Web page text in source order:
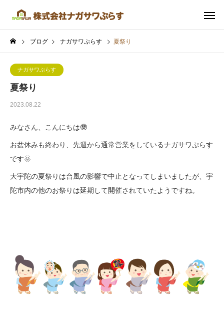
ブログ ナガサワぷらす 夏祭り
ナガサワぷらす
夏祭り
2023.08.22
みなさん、こんにちは🤓
お盆休みも終わり、先週から通常営業をしているナガサワぷらす
です🌞
大宇陀の夏祭りは台風の影響で中止となってしまいましたが、宇
陀市内の他のお祭りは延期して開催されていたようですね。